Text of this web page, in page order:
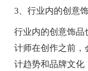
3、行业内的创意饰
行业内的创意饰品
计师在创作之前，
计趋势和品牌文化